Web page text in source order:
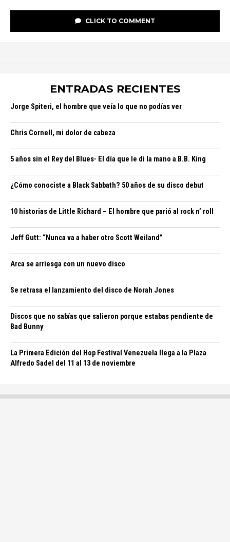
CLICK TO COMMENT
ENTRADAS RECIENTES
Jorge Spiteri, el hombre que veía lo que no podías ver
Chris Cornell, mi dolor de cabeza
5 años sin el Rey del Blues- El día que le di la mano a B.B. King
¿Cómo conociste a Black Sabbath? 50 años de su disco debut
10 historias de Little Richard – El hombre que parió al rock n’ roll
Jeff Gutt: “Nunca va a haber otro Scott Weiland”
Arca se arriesga con un nuevo disco
Se retrasa el lanzamiento del disco de Norah Jones
Discos que no sabías que salieron porque estabas pendiente de
Bad Bunny
La Primera Edición del Hop Festival Venezuela llega a la Plaza
Alfredo Sadel del 11 al 13 de noviembre